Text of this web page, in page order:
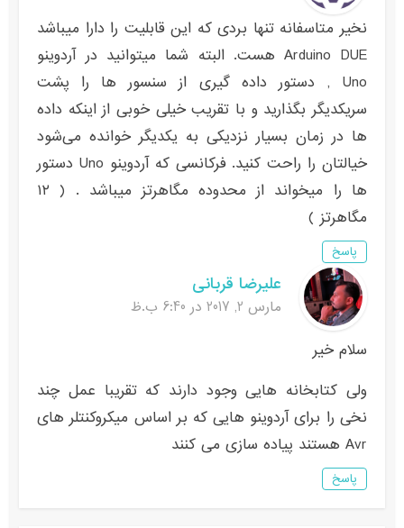
نخیر متاسفانه تنها بردی که این قابلیت را دارا میباشد
Arduino DUE هست. البته شما میتوانید در آردوینو
Uno , دستور داده گیری از سنسور ها را پشت
سریکدیگر بگذارید و با تقریب خیلی خوبی از اینکه داده
ها در زمان بسیار نزدیکی به یکدیگر خوانده می‌شود
خیالتان را راحت کنید. فرکانسی که آردوینو Uno دستور
ها را میخواند از محدوده مگاهرتز میباشد . ( ۱۲
مگاهرتز )
پاسخ
علیرضا قربانی
مارس 2, 2017 در 6:40 ب.ظ
سلام خیر
ولی کتابخانه هایی وجود دارند که تقریبا عمل چند
نخی را برای آردوینو هایی که بر اساس میکروکنتلر های
Avr هستند پیاده سازی می کنند
پاسخ